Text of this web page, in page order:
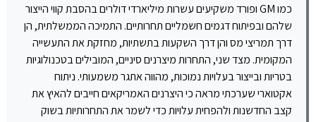
כמו GM ופורד משקיעים עשרות מיליארדי דולרים בהסבת קווי הייצור
שלהם ובפיתוח דגמים חשמליים תחרותיים. התמיכה הממשלתית, הן
דרך תמריצי מס והן דרך השקעות בתשתיות, מחזקת את התעשייה
המקומית. מצד שני, התחרות מיצרנים סיניים, המובילים בטכנולוגיות
בטריות ובייצור בעלויות נמוכות, מהווה אתגר משמעותי. ניתוח
אקטוארי שערכתי מראה כי היצרנים האמריקאים חייבים להאיץ את
קצב החדשנות ולהפחית עלויות כדי לשמר את התחרותיות בשוק